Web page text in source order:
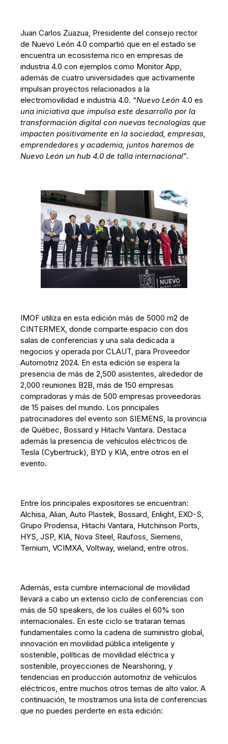
Juan Carlos Zuazua, Presidente del consejo rector
de Nuevo León 4.0 compartió que en el estado se
encuentra un ecosistema rico en empresas de
industria 4.0 con ejemplos como Monitor App,
además de cuatro universidades que activamente
impulsan proyectos relacionados a la
electromovilidad e industria 4.0. “Nuevo León4.0 es
una iniciativa que impulsa este desarrollo por la
transformación digital con nuevas tecnologías que
impacten positivamente en la sociedad, empresas,
emprendedores y academia, juntos haremos de
Nuevo León un hub 4.0 de talla internacional”.
IMOF utiliza en esta edición más de 5000 m2 de
CINTERMEX, donde comparte espacio con dos
salas de conferencias y una sala dedicada a
negocios y operada por CLAUT, para Proveedor
Automotriz 2024. En esta edición se espera la
presencia de más de 2,500 asistentes, alrededor de
2,000 reuniones B2B, más de 150 empresas
compradoras y más de 500 empresas proveedoras
de 15 países del mundo. Los principales
patrocinadores del evento son SIEMENS, la provincia
de Québec, Bossard y Hitachi Vantara. Destaca
además la presencia de vehículos eléctricos de
Tesla (Cybertruck), BYD y KIA, entre otros en el
evento.
Entre los principales expositores se encuentran:
Alchisa, Alian, Auto Plastek, Bossard, Enlight, EXO-S,
Grupo Prodensa, Hitachi Vantara, Hutchinson Ports,
HYS, JSP, KIA, Nova Steel, Raufoss, Siemens,
Ternium, VCIMXA, Voltway, wieland, entre otros.
Además, esta cumbre internacional de movilidad
llevará a cabo un extenso ciclo de conferencias con
más de 50 speakers, de los cuáles el 60% son
internacionales. En este ciclo se trataran temas
fundamentales como la cadena de suministro global,
innovación en movilidad pública inteligente y
sostenible, políticas de movilidad eléctrica y
sostenible, proyecciones de Nearshoring, y
tendencias en producción automotriz de vehículos
eléctricos, entre muchos otros temas de alto valor. A
continuación, te mostramos una lista de conferencias
que no puedes perderte en esta edición: